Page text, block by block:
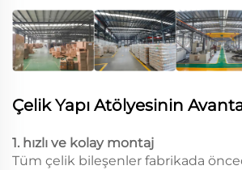
Çelik Yapı Atölyesinin
1. hızlı ve kolay montaj
Tüm çelik bileşenler fabrikada